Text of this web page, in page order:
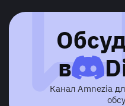
в
Канал Amnezia